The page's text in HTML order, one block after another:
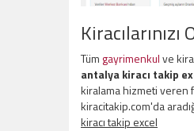
Tüm gayrimenkulve
antalya kiracı takip
kiralama hizmeti veren
kiracitakip.com'da
kiracı takip excel